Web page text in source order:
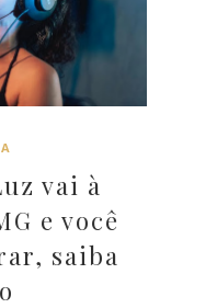
vai à
e você
saiba